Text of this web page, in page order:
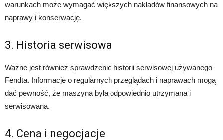
warunkach może wymagać większych nakładów finansowych na
naprawy i konserwację.
3. Historia serwisowa
Ważne jest również sprawdzenie historii serwisowej używanego
Fendta. Informacje o regularnych przeglądach i naprawach mogą
dać pewność, że maszyna była odpowiednio utrzymana i
serwisowana.
4. Cena i negocjacje